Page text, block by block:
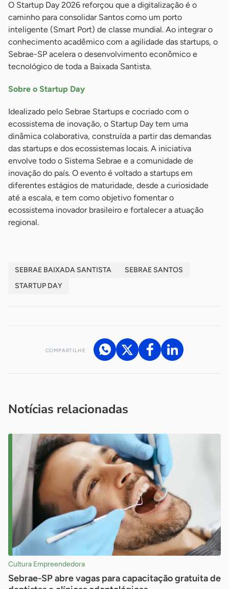
O Startup Day 2026 reforçou que a digitalização é o
caminho para consolidar Santos como um porto
inteligente (Smart Port) de classe mundial. Ao integrar o
conhecimento acadêmico com a agilidade das startups, o
Sebrae-SP acelera o desenvolvimento econômico e
tecnológico de toda a Baixada Santista.
Sobre o Startup Day
Idealizado pelo Sebrae Startups e cocriado com o
ecossistema de inovação, o Startup Day tem uma
dinâmica colaborativa, construída a partir das demandas
das startups e dos ecossistemas locais. A iniciativa
envolve todo o Sistema Sebrae e a comunidade de
inovação do país. O evento é voltado a startups em
diferentes estágios de maturidade, desde a curiosidade
até a escala, e tem como objetivo fomentar o
ecossistema inovador brasileiro e fortalecer a atuação
regional.
SEBRAE BAIXADA SANTISTA
SEBRAE SANTOS
STARTUP DAY
COMPARTILHE
Notícias relacionadas
Cultura Empreendedora
Sebrae-SP abre vagas para capacitação gratuita de